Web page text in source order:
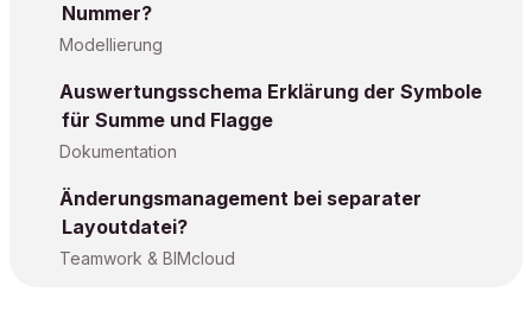
Nummer?
Modellierung
Auswertungsschema Erklärung der Symbole
für Summe und Flagge
Dokumentation
Änderungsmanagement bei separater
Layoutdatei?
Teamwork & BIMcloud